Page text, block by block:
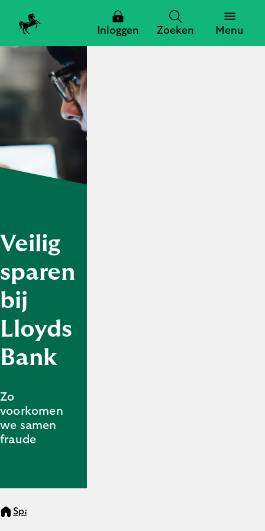
Inloggen Zoeken Menu
Zoeken
Zoeken
Veilig
sparen
bij
Lloyds
Bank
Zo
voorkomen
we samen
fraude
Sparen
Veilig sparen